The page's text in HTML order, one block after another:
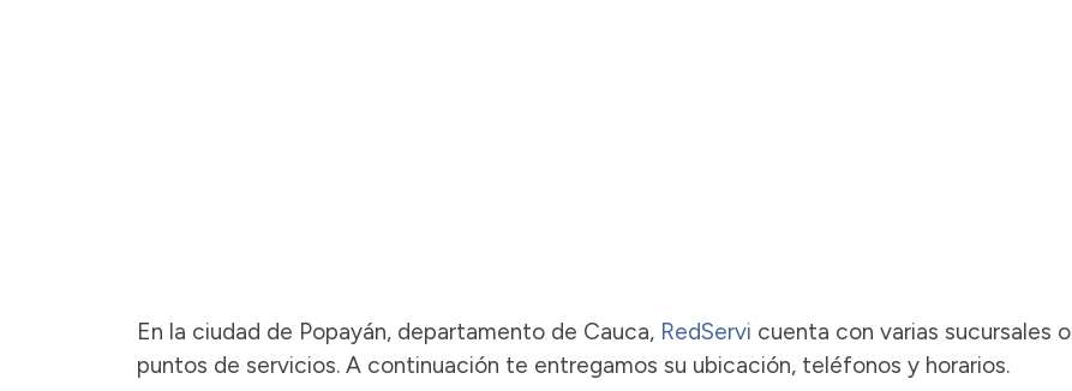
En la ciudad de Popayán, departamento de Cauca, RedServi cuenta con varias sucursales o
puntos de servicios. A continuación te entregamos su ubicación, teléfonos y horarios.